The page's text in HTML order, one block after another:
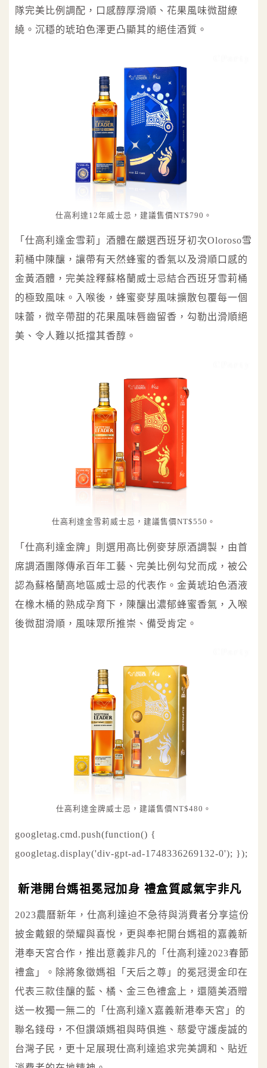
隊完美比例調配，口感醇厚滑順、花果風味微甜繚
繞。沉穩的琥珀色澤更凸顯其的絕佳酒質。
仕高利達12年威士忌，建議售價NT$790。
「仕高利達金雪莉」酒體在嚴選西班牙初次Oloroso雪
莉桶中陳釀，讓帶有天然蜂蜜的香氣以及滑順口感的
金黃酒體，完美詮釋蘇格蘭威士忌結合西班牙雪莉桶
的極致風味。入喉後，蜂蜜麥芽風味擴散包覆每一個
味蕾，微辛帶甜的花果風味唇齒留香，勾勒出滑順絕
美、令人難以抵擋其香醇。
仕高利達金雪莉威士忌，建議售價NT$550。
「仕高利達金牌」則選用高比例麥芽原酒調製，由首
席調酒團隊傳承百年工藝、完美比例勾兌而成，被公
認為蘇格蘭高地區威士忌的代表作。金黃琥珀色酒液
在橡木桶的熟成孕育下，陳釀出濃郁蜂蜜香氣，入喉
後微甜滑順，風味眾所推崇、備受肯定。
仕高利達金牌威士忌，建議售價NT$480。
googletag.cmd.push(function() {
googletag.display('div-gpt-ad-1748336269132-0'); });
新港開台媽祖冕冠加身 禮盒質感氣宇非凡
2023農曆新年，仕高利達迫不急待與消費者分享這份
披金戴銀的榮耀與喜悅，更與奉祀開台媽祖的嘉義新
港奉天宮合作，推出意義非凡的「仕高利達2023春節
禮盒」。除將象徵媽祖「天后之尊」的冕冠燙金印在
代表三款佳釀的藍、橘、金三色禮盒上，還隨美酒贈
送一枚獨一無二的「仕高利達X嘉義新港奉天宮」的
聯名錢母，不但讚頌媽祖與時俱進、慈愛守護虔誠的
台灣子民，更十足展現仕高利達追求完美調和、貼近